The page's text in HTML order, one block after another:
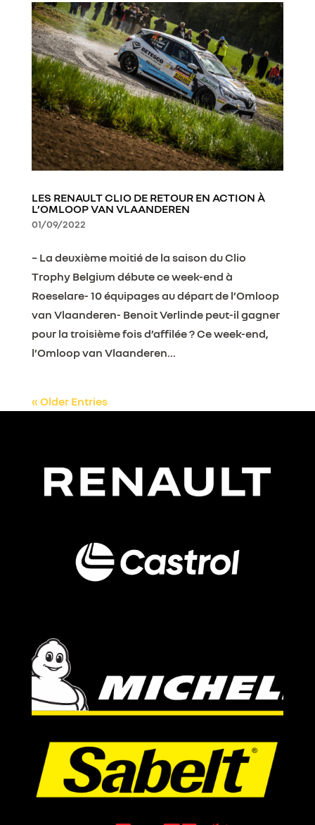
LES RENAULT CLIO DE RETOUR EN ACTION À
L’OMLOOP VAN VLAANDEREN
01/09/2022
– La deuxième moitié de la saison du Clio
Trophy Belgium débute ce week-end à
Roeselare- 10 équipages au départ de l’Omloop
van Vlaanderen- Benoit Verlinde peut-il gagner
pour la troisième fois d’affilée ? Ce week-end,
l’Omloop van Vlaanderen...
« Older Entries